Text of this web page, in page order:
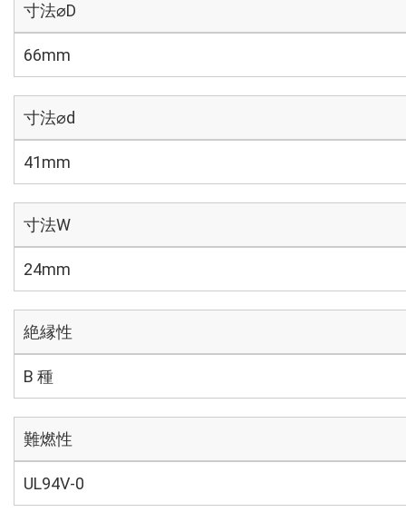
寸法⌀D
66mm
寸法⌀d
41mm
寸法W
24mm
絶縁性
B 種
難燃性
UL94V-0